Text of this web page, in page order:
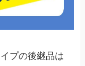
プの後継品は